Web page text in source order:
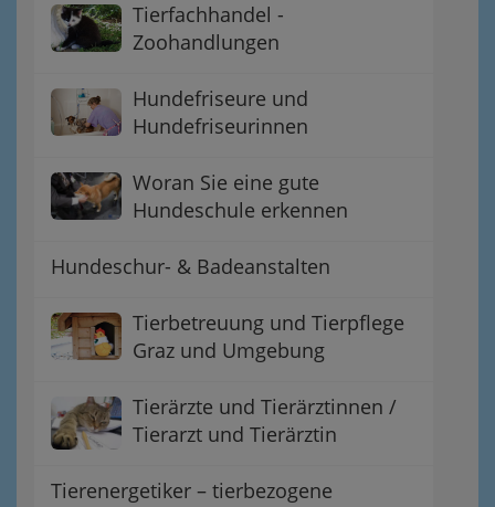
Tierfachhandel -
Zoohandlungen
Hundefriseure und
Hundefriseurinnen
Woran Sie eine gute
Hundeschule erkennen
Hundeschur- & Badeanstalten
Tierbetreuung und Tierpflege
Graz und Umgebung
Tierärzte und Tierärztinnen /
Tierarzt und Tierärztin
Tierenergetiker – tierbezogene